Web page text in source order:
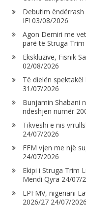
Debutim
IF! 03/08/2026
Agon Demiri me
parë të Struga
Ekskluzive, Fisnik
02/08/2026
Të dielën
31/07/2026
Bunjamin Shabani
ndeshjen numër
Tikveshi e nis
24/07/2026
FFM vjen me një
24/07/2026
Ekipi i Struga Trim
Mendi Qyra 24/07/
LPFMV, nigeriani
2026/27 24/07/2026